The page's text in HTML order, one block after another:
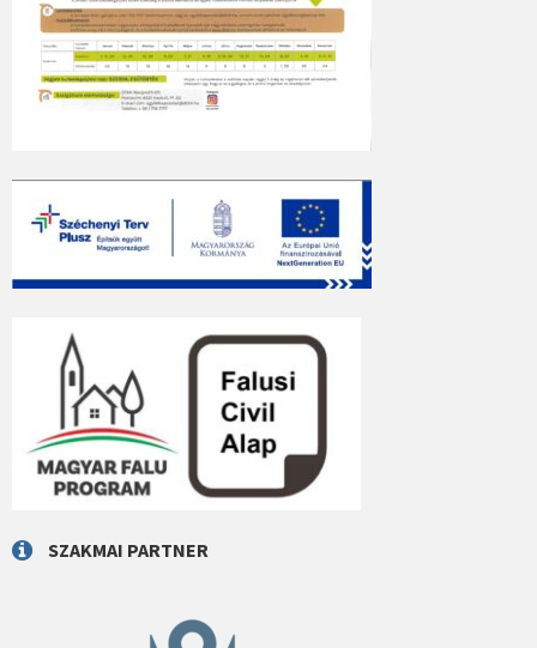
SZAKMAI PARTNER